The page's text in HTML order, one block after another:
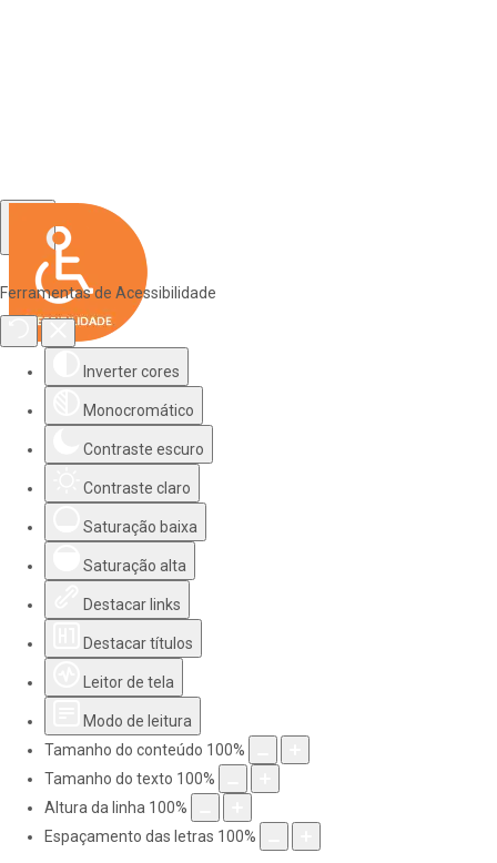
Ferramentas de Acessibilidade
Inverter cores
Monocromático
Contraste escuro
Contraste claro
Saturação baixa
Saturação alta
Destacar links
Destacar títulos
Leitor de tela
Modo de leitura
Tamanho do conteúdo 100%
Tamanho do texto 100%
Altura da linha 100%
Espaçamento das letras 100%